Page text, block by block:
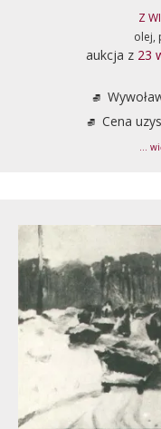
Z
olej,
aukcja z 23
Cena
...